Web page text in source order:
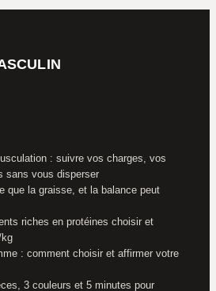
: suivre vos charges, vos
sans vous disperser
que la graisse, et la balance peut
riches en protéines choisir et
: comment choisir et affirmer votre
3 couleurs et 5 minutes pour